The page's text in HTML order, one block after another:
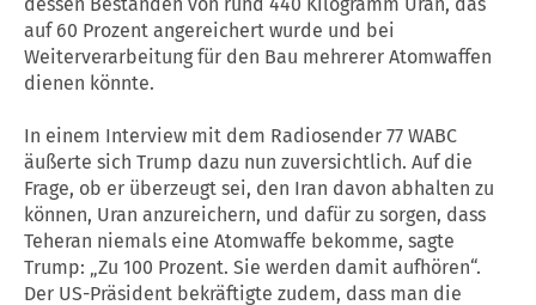
auf 60 Prozent angereichert wurde und bei
Weiterverarbeitung für den Bau mehrerer Atomwaffen
dienen könnte.
In einem Interview mit dem Radiosender 77 WABC
äußerte sich Trump dazu nun zuversichtlich. Auf die
Frage, ob er überzeugt sei, den Iran davon abhalten zu
können, Uran anzureichern, und dafür zu sorgen, dass
Teheran niemals eine Atomwaffe bekomme, sagte
Trump: „Zu 100 Prozent. Sie werden damit aufhören“.
Der US-Präsident bekräftigte zudem, dass man die